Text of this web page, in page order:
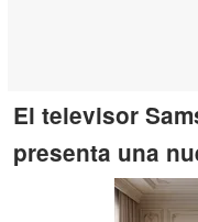
El televisor
presenta una